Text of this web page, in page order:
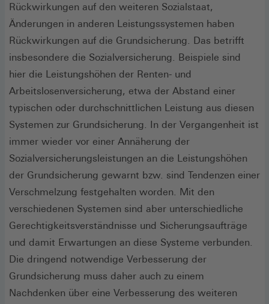
Rückwirkungen auf den weiteren Sozialstaat,
Änderungen in anderen Leistungssystemen haben
Rückwirkungen auf die Grundsicherung. Das betrifft
insbesondere die Sozialversicherung. Beispiele sind
hier die Leistungshöhen der Renten- und
Arbeitslosenversicherung, etwa der Abstand einer
typischen oder durchschnittlichen Leistung aus diesen
Systemen zur Grundsicherung. In der Vergangenheit ist
immer wieder vor einer Annäherung der
Sozialversicherungsleistungen an die Leistungshöhen
der Grundsicherung gewarnt bzw. sind Tendenzen einer
Verschmelzung festgehalten worden. Mit den
verschiedenen Systemen sind aber unterschiedliche
Gerechtigkeitsverständnisse und Sicherungsaufträge
und damit Erwartungen an diese Systeme verbunden.
Die dringend notwendige Verbesserung der
Grundsicherung muss daher auch zu einem
Nachdenken über eine Verbesserung des weiteren